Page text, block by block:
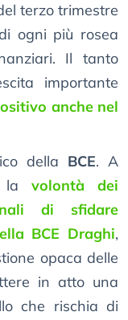
terzo trimestre
ogni più rosea
Il tanto
importante
anche nel
della BCE. A
la volontà dei
di sfidare
BCE Draghi,
opaca delle
in atto una
che rischia di